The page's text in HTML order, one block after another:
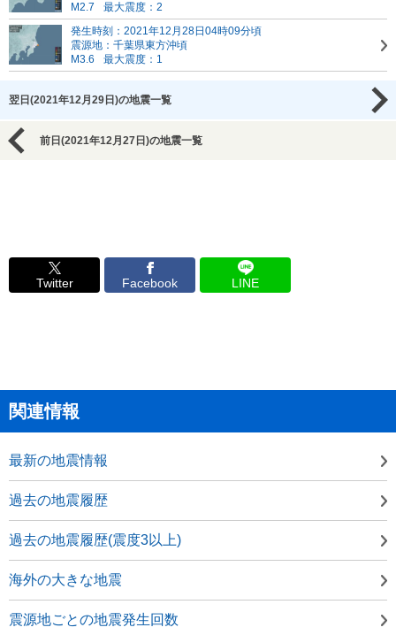
M2.7
最大震度：2
発生時刻：2021年12月28日04時09分頃
震源地：千葉県東方沖頃
M3.6
最大震度：1
翌日(2021年12月29日)の地震一覧
前日(2021年12月27日)の地震一覧
Twitter Facebook LINE
関連情報
最新の地震情報
過去の地震履歴
過去の地震履歴(震度3以上)
海外の大きな地震
震源地ごとの地震発生回数